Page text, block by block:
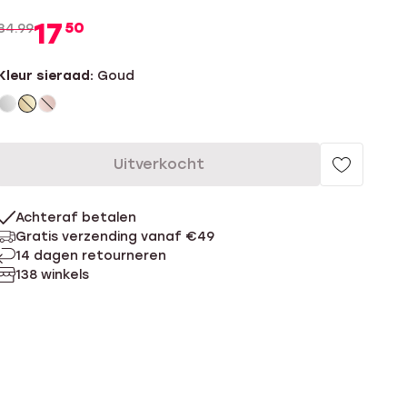
17 50
sieraad: Goud
Uitverkocht
Achteraf betalen
Gratis verzending vanaf €49
14 dagen retourneren
138 winkels